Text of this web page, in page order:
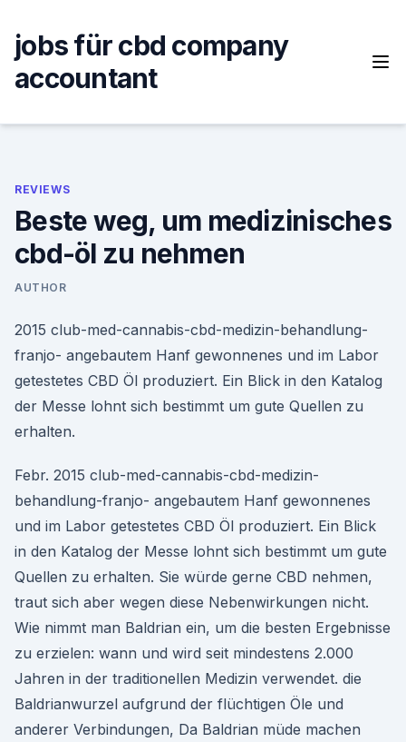
content
jobs für cbd company
accountant
REVIEWS
Beste weg, um medizinisches
cbd-öl zu nehmen
AUTHOR
2015 club-med-cannabis-cbd-medizin-behandlung-
franjo- angebautem Hanf gewonnenes und im Labor
getestetes CBD Öl produziert. Ein Blick in den Katalog
der Messe lohnt sich bestimmt um gute Quellen zu
erhalten.
Febr. 2015 club-med-cannabis-cbd-medizin-
behandlung-franjo- angebautem Hanf gewonnenes
und im Labor getestetes CBD Öl produziert. Ein Blick
in den Katalog der Messe lohnt sich bestimmt um gute
Quellen zu erhalten. Sie würde gerne CBD nehmen,
traut sich aber wegen diese Nebenwirkungen nicht.
Wie nimmt man Baldrian ein, um die besten Ergebnisse
zu erzielen: wann und wird seit mindestens 2.000
Jahren in der traditionellen Medizin verwendet. die
Baldrianwurzel aufgrund der flüchtigen Öle und
anderer Verbindungen, Da Baldrian müde machen